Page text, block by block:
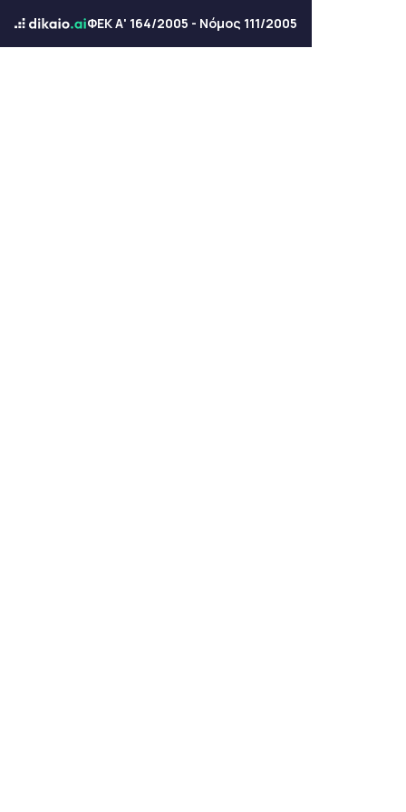
ΦΕΚ Α' 164/2005 - Νόμος 111/2005